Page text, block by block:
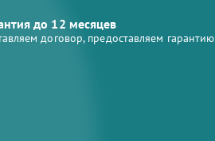
до 12 месяцев
договор, предоставляем гарантию